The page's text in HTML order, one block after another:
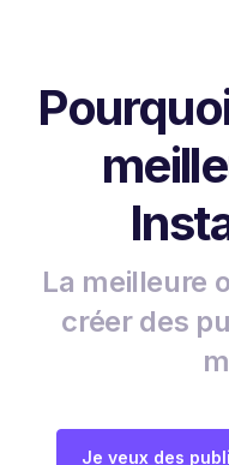
La meilleure
créer des
Je veux des